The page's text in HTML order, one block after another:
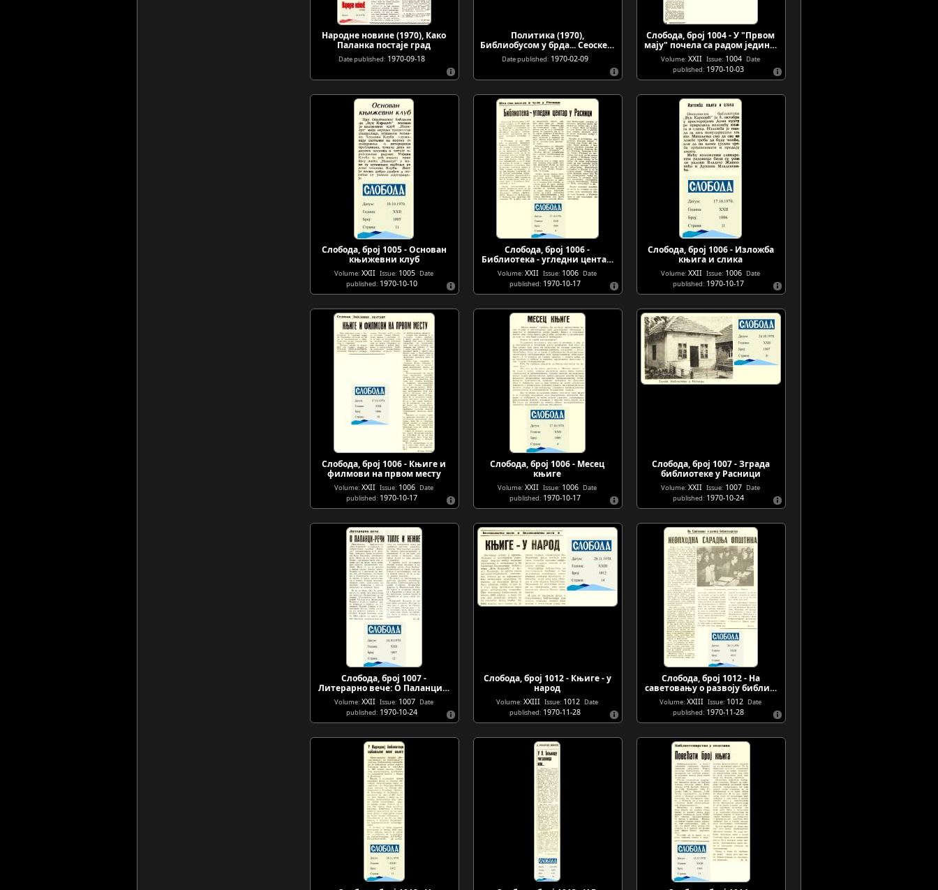
Народне новине (1970), Како
Паланка постаје град
Date published: 1970-09-18
Политика (1970),
Библиобусом у брда... Сеоске…
Date published: 1970-02-09
Слобода, број 1004 - У "Првом
мају" почела са радом једин…
Volume: XXII Issue: 1004 Date
published: 1970-10-03
Слобода, број 1005 - Основан
књижевни клуб
Volume: XXII Issue: 1005 Date
published: 1970-10-10
Слобода, број 1006 -
Библиотека - угледни цента…
Volume: XXII Issue: 1006 Date
published: 1970-10-17
Слобода, број 1006 - Изложба
књига и слика
Volume: XXII Issue: 1006 Date
published: 1970-10-17
Слобода, број 1006 - Књиге и
филмови на првом месту
Volume: XXII Issue: 1006 Date
published: 1970-10-17
Слобода, број 1006 - Месец
књиге
Volume: XXII Issue: 1006 Date
published: 1970-10-17
Слобода, број 1007 - Зграда
библиотеке у Расници
Volume: XXII Issue: 1007 Date
published: 1970-10-24
Слобода, број 1007 -
Литерарно вече: О Паланци…
Volume: XXII Issue: 1007 Date
published: 1970-10-24
Слобода, број 1012 - Књиге - у
народ
Volume: XXIII Issue: 1012 Date
published: 1970-11-28
Слобода, број 1012 - На
саветовању о развоју библи…
Volume: XXIII Issue: 1012 Date
published: 1970-11-28